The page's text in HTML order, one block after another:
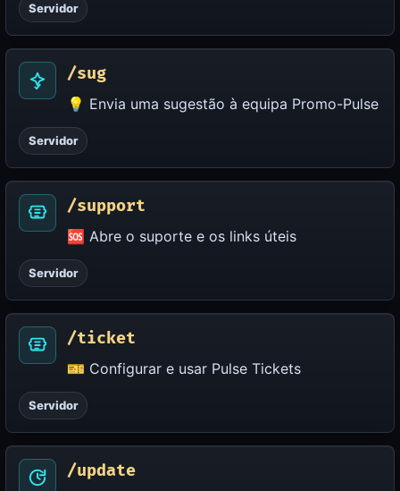
Servidor
/sug
💡 Envia uma sugestão à equipa Promo-Pulse
Servidor
/support
🆘 Abre o suporte e os links úteis
Servidor
/ticket
🎫 Configurar e usar Pulse Tickets
Servidor
/update